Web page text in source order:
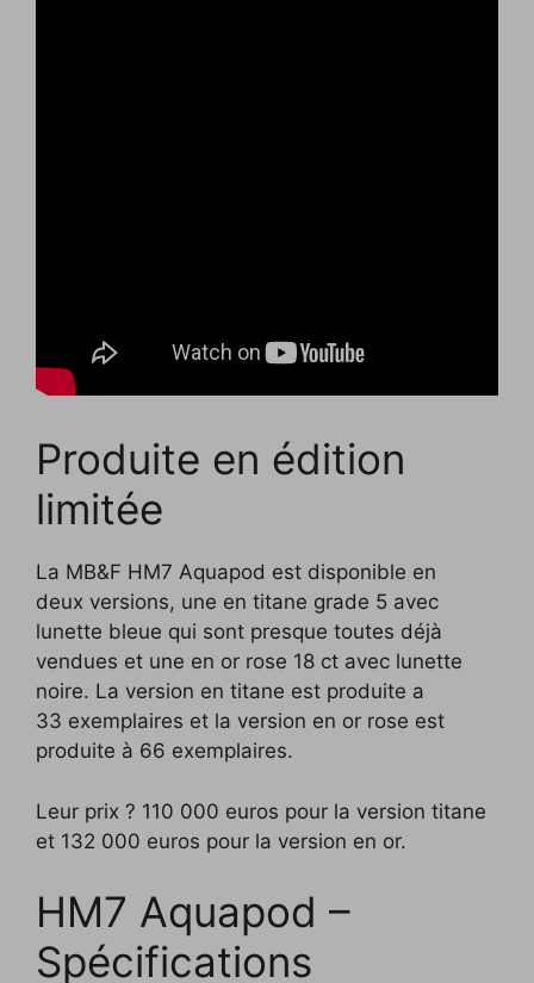
Produite en édition
limitée
La MB&F HM7 Aquapod est disponible en
deux versions, une en titane grade 5 avec
lunette bleue qui sont presque toutes déjà
vendues et une en or rose 18 ct avec lunette
noire. La version en titane est produite a
33 exemplaires et la version en or rose est
produite à 66 exemplaires.
Leur prix ? 110 000 euros pour la version titane
et 132 000 euros pour la version en or.
HM7 Aquapod –
Spécifications